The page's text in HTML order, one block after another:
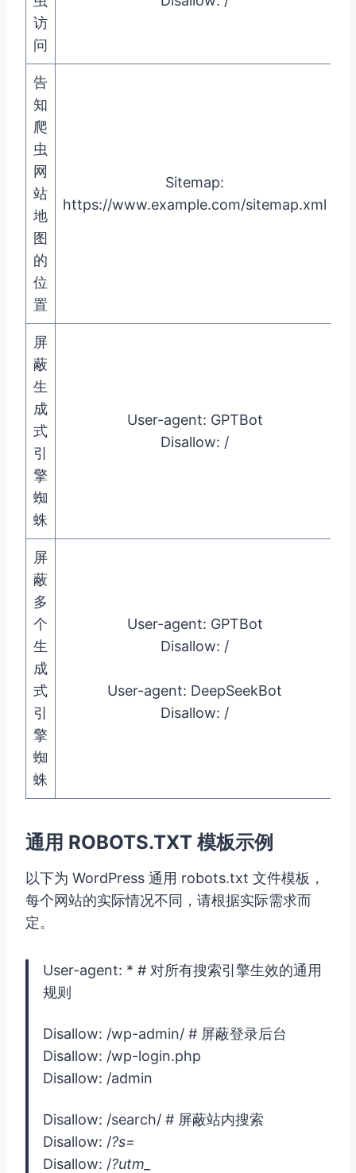
访
问
告
知
爬
虫
网
站
地
图
的
位
置
Sitemap:
https://www.example.com/sitemap.xml
屏
蔽
生
成
式
引
擎
蜘
蛛
User-agent: GPTBot
Disallow: /
屏
蔽
多
个
生
成
式
引
擎
蜘
蛛
User-agent: GPTBot
Disallow: /
User-agent: DeepSeekBot
Disallow: /
通用 ROBOTS.TXT 模板示例
以下为 WordPress 通用 robots.txt 文件模板，
每个网站的实际情况不同，请根据实际需求而
定。
User-agent: * # 对所有搜索引擎生效的通用
规则
Disallow: /wp-admin/ # 屏蔽登录后台
Disallow: /wp-login.php
Disallow: /admin
Disallow: /search/ # 屏蔽站内搜索
Disallow: /?s=
Disallow: /?utm_